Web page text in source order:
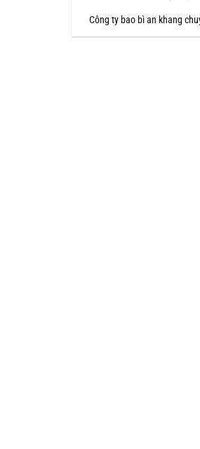
Công ty bao bì an khang